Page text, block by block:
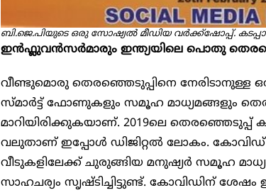
ബി.ജെ.പിയുടെ ഒരു സോഷ്യൽ മീഡിയ വർക്ക്ഷോപ്പ്.
ഇൻഫ്ലുവൻസർമാരും ഇന്ത്യയിലെ പൊതു
വീണ്ടുമൊരു തെരഞ്ഞെടുപ്പിനെ നേരിടാനുള്ള
സ്മാർട്ട് ഫോണുകളും സമൂഹ മാധ്യമങ്ങളും
മാറിയിരിക്കുകയാണ്. 2019ലെ
വലുതാണ് ഇപ്പോൾ ഡിജിറ്റൽ ലോകം. കോവിഡ്
വീടുകളിലേക്ക് ചുരുങ്ങിയ മനുഷ്യർ സമൂഹ
സാഹചര്യം സൃഷ്ടിച്ചിട്ടുണ്ട്. കോവിഡിന്